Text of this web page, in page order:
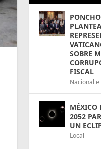
SOBRE
FISCAL
Nacional
MÉXICO
2052
UN
Local